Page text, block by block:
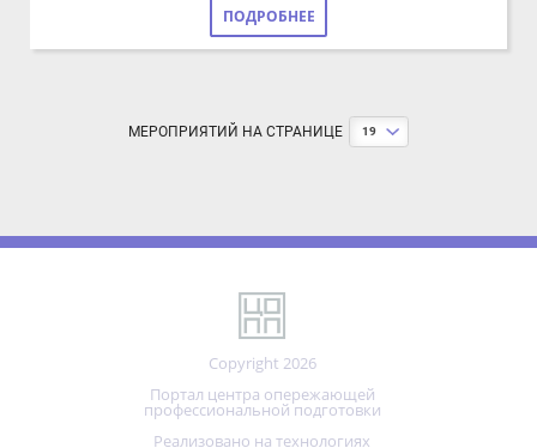
Copyright 2026
Портал центра опережающей
профессиональной подготовки
Реализовано на технологиях